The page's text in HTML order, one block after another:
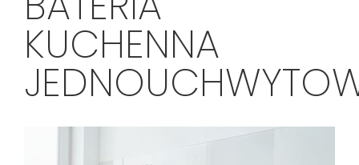
KUCHENNA